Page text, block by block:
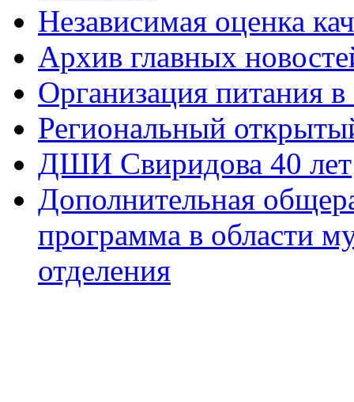
Независимая оценка
Архив главных
Организация питания в
Региональный
ДШИ Свиридова 40 лет
Дополнительная
программа в области
отделения